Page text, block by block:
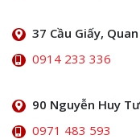
37 Cầu Giấy,
0914 233 336
90 Nguyễn Huy
0971 483 593